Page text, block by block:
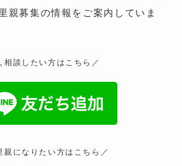
親募集の情報をご案内していま
相談したい方はこちら／
親になりたい方はこちら／